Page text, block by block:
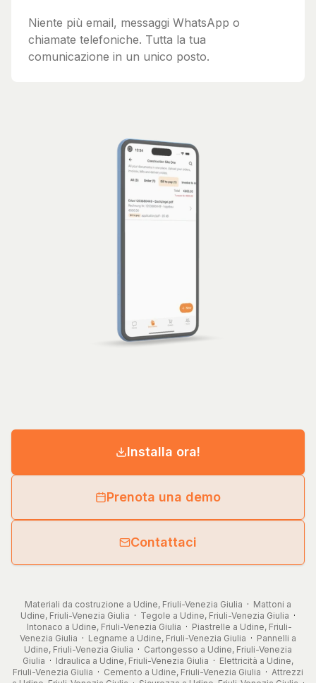
Niente più email, messaggi WhatsApp o
chiamate telefoniche. Tutta la tua
comunicazione in un unico posto.
Installa ora!
Prenota una demo
Contattaci
Materiali da costruzione a Udine, Friuli-Venezia Giulia · Mattoni a
Udine, Friuli-Venezia Giulia · Tegole a Udine, Friuli-Venezia Giulia ·
Intonaco a Udine, Friuli-Venezia Giulia · Piastrelle a Udine, Friuli-
Venezia Giulia · Legname a Udine, Friuli-Venezia Giulia · Pannelli a
Udine, Friuli-Venezia Giulia · Cartongesso a Udine, Friuli-Venezia
Giulia · Idraulica a Udine, Friuli-Venezia Giulia · Elettricità a Udine,
Friuli-Venezia Giulia · Cemento a Udine, Friuli-Venezia Giulia · Attrezzi